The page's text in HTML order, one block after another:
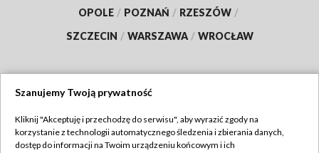
OPOLE / POZNAŃ / RZESZÓW /
SZCZECIN / WARSZAWA / WROCŁAW
TVP
Szanujemy Twoją prywatność
Kliknij "Akceptuję i przechodzę do serwisu", aby wyrazić zgody na
korzystanie z technologii automatycznego śledzenia i zbierania danych,
dostęp do informacji na Twoim urządzeniu końcowym i ich